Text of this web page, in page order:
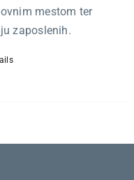
mestom ter
zaposlenih.